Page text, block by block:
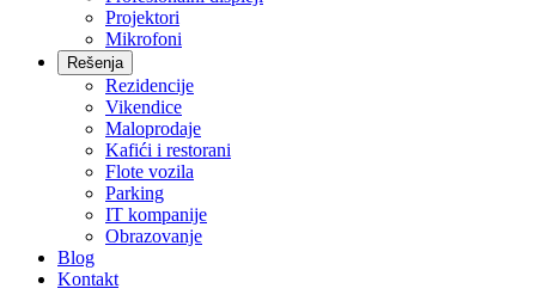
Projektori
Mikrofoni
Rešenja
Rezidencije
Vikendice
Maloprodaje
Kafići i restorani
Flote vozila
Parking
IT kompanije
Obrazovanje
Blog
Kontakt